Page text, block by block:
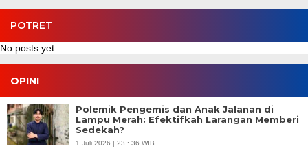
POTRET
No posts yet.
OPINI
Polemik Pengemis dan Anak Jalanan di
Lampu Merah: Efektifkah Larangan Memberi
Sedekah?
1 Juli 2026 | 23 : 36 WIB